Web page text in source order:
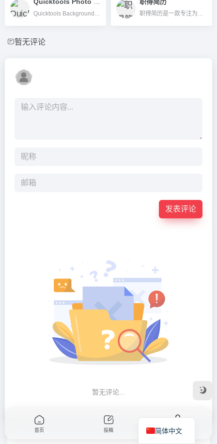
Quicktools Photo Editing
Quicktools Background Remover是一款由Picsart推出的免费在线AI图片去背工具，支持极速一键移除图片背景，无需下载、注册，智能高效、操作极简。
职得简历
职得简历是一款专注为中国用户提供AI智能简历生成、优化及模拟面试服务的在线简历工具。
暂无评论
发表评论
暂无评论...
首页 投稿 我的
简体中文